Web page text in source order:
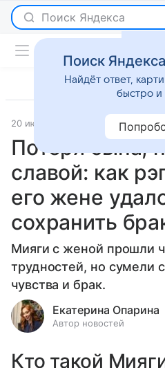
Поиск Яндекса
20 июня 2023 История успеха
Потеря сына,
славой: как
его жене
сохранить
Мияги с женой прошли
трудностей, но сумели
чувства и брак.
Екатерина Опарина
Автор новостей
Кто такой
Поиск
Найдёт ответ,
быстро и